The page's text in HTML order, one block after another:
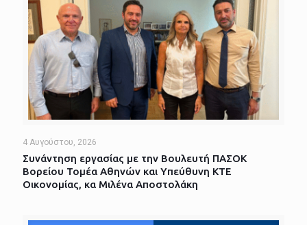
4 Αυγούστου, 2026
Συνάντηση εργασίας με την Βουλευτή ΠΑΣΟΚ
Βορείου Τομέα Αθηνών και Υπεύθυνη ΚΤΕ
Οικονομίας, κα Μιλένα Αποστολάκη